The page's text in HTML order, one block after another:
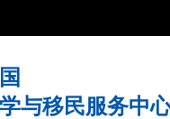
与移民服务中